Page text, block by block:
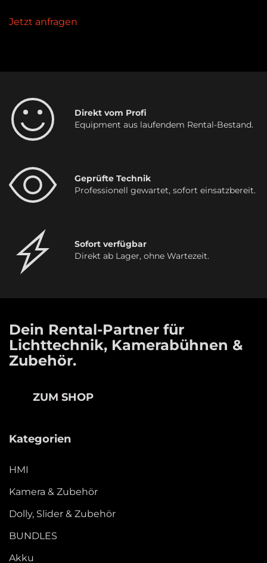
Jetzt anfragen
Direkt vom Profi
Equipment aus laufendem Rental-Bestand.
Geprüfte Technik
Professionell gewartet, sofort einsatzbereit.
Sofort verfügbar
Direkt ab Lager, ohne Wartezeit.
Dein Rental-Partner für
Lichttechnik, Kamerabühnen &
Zubehör.
ZUM SHOP
Kategorien
HMI
Kamera & Zubehör
Dolly, Slider & Zubehör
BUNDLES
Akku